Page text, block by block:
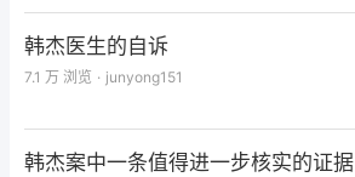
韩杰医生的自诉
7.1 万 浏览 · junyong151
韩杰案中一条值得进一步核实的证据